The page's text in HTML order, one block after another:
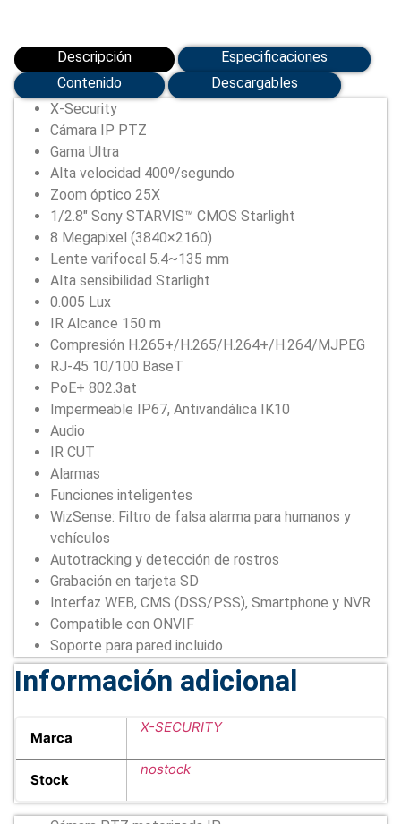
Descripción
Especificaciones
Contenido
Descargables
X-Security
Cámara IP PTZ
Gama Ultra
Alta velocidad 400º/segundo
Zoom óptico 25X
1/2.8″ Sony STARVIS™ CMOS Starlight
8 Megapixel (3840×2160)
Lente varifocal 5.4~135 mm
Alta sensibilidad Starlight
0.005 Lux
IR Alcance 150 m
Compresión H.265+/H.265/H.264+/H.264/MJPEG
RJ-45 10/100 BaseT
PoE+ 802.3at
Impermeable IP67, Antivandálica IK10
Audio
IR CUT
Alarmas
Funciones inteligentes
WizSense: Filtro de falsa alarma para humanos y
vehículos
Autotracking y detección de rostros
Grabación en tarjeta SD
Interfaz WEB, CMS (DSS/PSS), Smartphone y NVR
Compatible con ONVIF
Soporte para pared incluido
Información adicional
Marca
X-SECURITY
Stock
nostock